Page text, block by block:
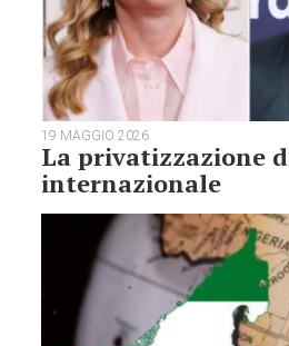
19 MAGGIO 2026
La privatizzazione
internazionale